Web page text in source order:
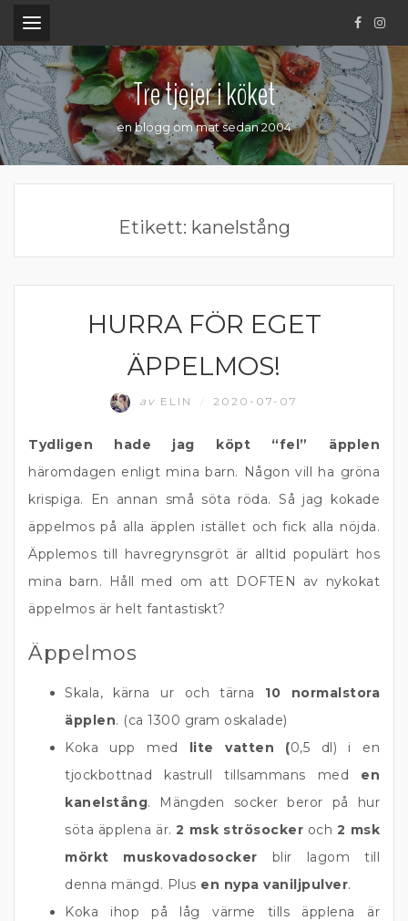
.
Tre tjejer i köket
en blogg om mat sedan 2004
Etikett: kanelstång
SYLT OCH SAFTHURRA FÖR EGET
ÄPPELMOS!
av ELIN 2020-07-07
Tydligen hade jag köpt “fel” äpplen
häromdagen enligt mina barn. Någon vill ha gröna
krispiga. En annan små söta röda. Så jag kokade
äppelmos på alla äpplen istället och fick alla nöjda.
Äpplemos till havregrynsgröt är alltid populärt hos
mina barn. Håll med om att DOFTEN av nykokat
äppelmos är helt fantastiskt?
Äppelmos
Skala, kärna ur och tärna 10 normalstora
äpplen. (ca 1300 gram oskalade)
Koka upp med lite vatten (0,5 dl) i en
tjockbottnad kastrull tillsammans med en
kanelstång. Mängden socker beror på hur
söta äpplena är.2 msk strösocker och2 msk
mörkt muskovadosocker blir lagom till
denna mängd. Plus en nypa vaniljpulver.
Koka ihop på låg värme tills äpplena är